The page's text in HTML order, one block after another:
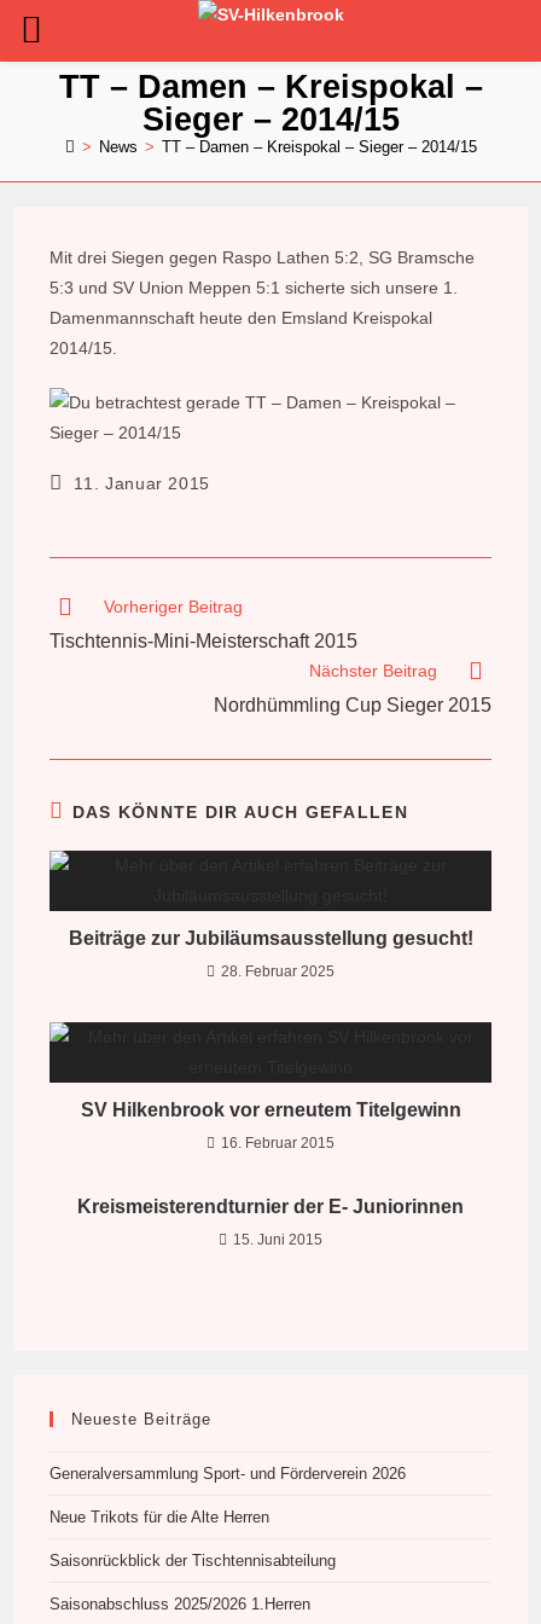
TT – Damen – Kreispokal –
Sieger – 2014/15
> News > TT – Damen – Kreispokal – Sieger – 2014/15
Mit drei Siegen gegen Raspo Lathen 5:2, SG Bramsche
5:3 und SV Union Meppen 5:1 sicherte sich unsere 1.
Damenmannschaft heute den Emsland Kreispokal
2014/15.
Beitrag
11. Januar 2015
Weitere
ansehen
Vorheriger Beitrag
Tischtennis-Mini-Meisterschaft 2015
Nächster Beitrag
Nordhümmling Cup Sieger 2015
DAS KÖNNTE DIR AUCH GEFALLEN
Beiträge zur Jubiläumsausstellung gesucht!
28. Februar 2025
SV Hilkenbrook vor erneutem Titelgewinn
16. Februar 2015
Kreismeisterendturnier der E- Juniorinnen
15. Juni 2015
Neueste Beiträge
Generalversammlung Sport- und Förderverein 2026
Neue Trikots für die Alte Herren
Saisonrückblick der Tischtennisabteilung
Saisonabschluss 2025/2026 1.Herren